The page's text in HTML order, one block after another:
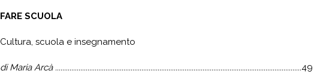
FARE SCUOLA
Cultura, scuola e insegnamento
di Maria Arcà .........................................................................................................................................49